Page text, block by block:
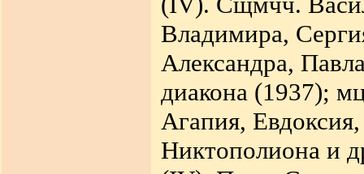
Владимира,
Александра,
диакона (1937);
Агапия,
Никтополиона и